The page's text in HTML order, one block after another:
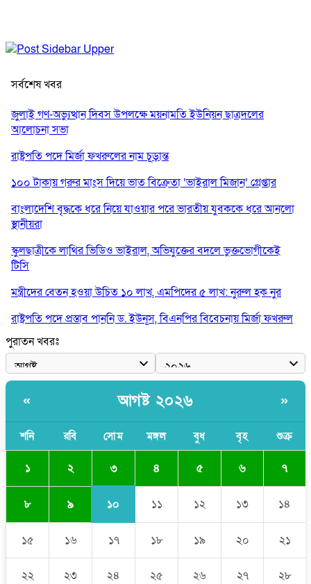
সর্বশেষ খবর
জুলাই গণ-অভ্যুত্থান দিবস উপলক্ষে ময়নামতি ইউনিয়ন ছাত্রদলের
আলোচনা সভা
রাষ্ট্রপতি পদে মির্জা ফখরুলের নাম চূড়ান্ত
১০০ টাকায় গরুর মাংস দিয়ে ভাত বিক্রেতা ‘ভাইরাল মিজান’ গ্রেপ্তার
বাংলাদেশি বৃদ্ধকে ধরে নিয়ে যাওয়ার পরে ভারতীয় যুবককে ধরে আনলো
স্থানীয়রা
স্কুলছাত্রীকে লাথির ভিডিও ভাইরাল, অভিযুক্তের বদলে ভুক্তভোগীকেই
টিসি
মন্ত্রীদের বেতন হওয়া উচিত ১০ লাখ, এমপিদের ৫ লাখ: নুরুল হক নুর
রাষ্ট্রপতি পদে প্রস্তাব পাননি ড. ইউনূস, বিএনপির বিবেচনায় মির্জা ফখরুল
আধা কিলোমিটারের কাজ চলছে মাসের পর মাস: কুমিল্লার ‘আমতলীতে’
নিত্য দুর্ভোগ
বিশ্ববিদ্যালয়ের ছাত্রী
পুলিশকে পিটিয়ে রক্তাক্ত করেছি এ দৃশ্য কি আপনারা দেখেননি: এনসিপি
নেতা
পুরাতন খবরঃ
« আগষ্ট ২০২৬ »
শনি রবি সোম মঙ্গল বুধ বৃহ শুক্র
১ ২ ৩ ৪ ৫ ৬ ৭
৮ ৯ ১০ ১১ ১২ ১৩ ১৪
১৫ ১৬ ১৭ ১৮ ১৯ ২০ ২১
২২ ২৩ ২৪ ২৫ ২৬ ২৭ ২৮